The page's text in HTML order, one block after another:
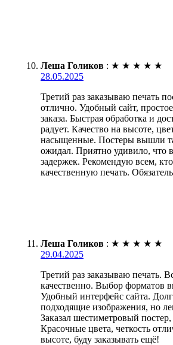
Леша Голиков : ★ ★ ★ ★ ★
28.05.2025
Третий раз заказываю печать
отлично. Удобный сайт,
заказа. Быстрая обработка и
радует. Качество на высоте,
насыщенные. Постеры вышли
ожидал. Приятно удивило, что
задержек. Рекомендую всем,
качественную печать.
Леша Голиков : ★ ★ ★ ★ ★
29.04.2025
Третий раз заказываю печать.
качественно. Выбор форматов
Удобный интерфейс сайта.
подходящие изображения, но
Заказал шестиметровый постер,
Красочные цвета, четкость
высоте, буду заказывать ещё!